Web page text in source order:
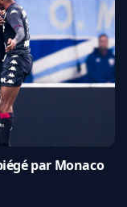
par Monaco